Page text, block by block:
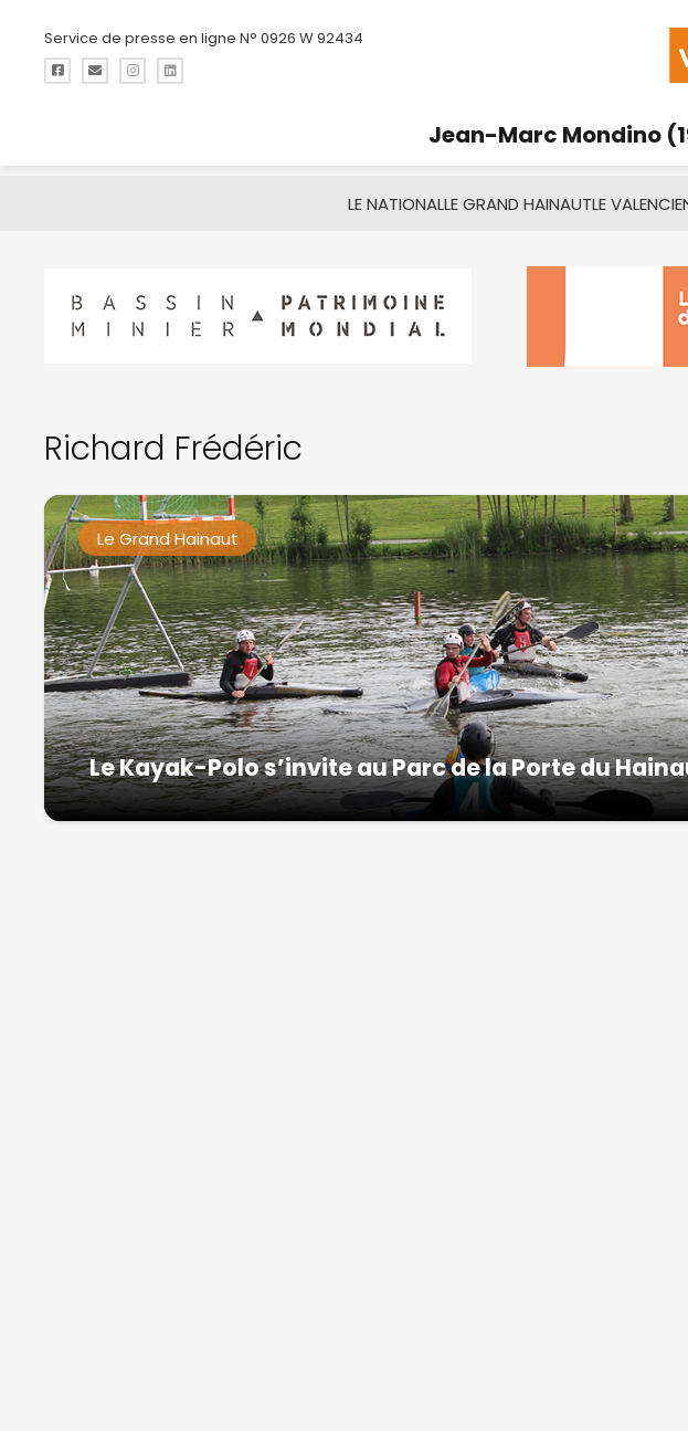
Service de presse en ligne N° 0926 W 92434
Jean-Marc Mondino
LE NATIONALLE GRAND HAINAUTLE
Richard Frédéric
Le Grand Hainaut
Le Kayak-Polo s’invite au Parc de la Porte du